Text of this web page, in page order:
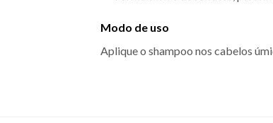
Modo de uso
Aplique o shampoo nos cabelos